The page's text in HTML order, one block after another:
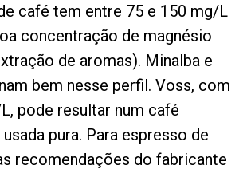
café tem entre 75 e 150 mg/L
concentração de magnésio
de aromas). Minalba e
bem nesse perfil. Voss, com
pode resultar num café
pura. Para espresso de
recomendações do fabricante